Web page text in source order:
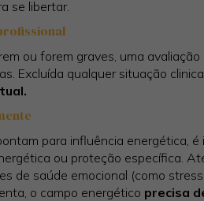
se libertar.
ou forem graves, uma
Excluída qualquer situação
para influência energética,
ou proteção específica.
de saúde emocional (como
o campo energético precisa